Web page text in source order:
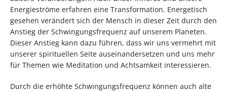
Energieströme erfahren eine Transformation. Energetisch
gesehen verändert sich der Mensch in dieser Zeit durch den
Anstieg der Schwingungsfrequenz auf unserem Planeten.
Dieser Anstieg kann dazu führen, dass wir uns vermehrt mit
unserer spirituellen Seite auseinandersetzen und uns mehr
für Themen wie Meditation und Achtsamkeit interessieren.
Durch die erhöhte Schwingungsfrequenz können auch alte